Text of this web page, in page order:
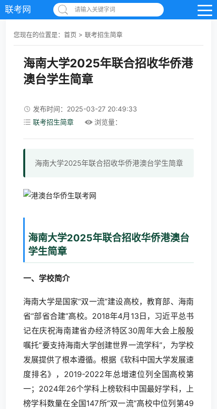
联考网 请输入关键字词
您现在的位置是： 首页 > 联考招生简章
海南大学2025年联合招收华侨港
澳台学生简章
发布时间：2025-03-27 20:49:33
联考招生简章
浏览量：
海南大学2025年联合招收华侨港澳台学生简章
海南大学2025年联合招收华侨港澳台
学生简章
一、学校简介
海南大学是国家“双一流”建设高校，教育部、海南
省“部省合建”高校。2018年4月13日，习近平总书
记在庆祝海南建省办经济特区30周年大会上殷殷
嘱托“要支持海南大学创建世界一流学科”，为学校
发展提供了根本遵循。根据《软科中国大学发展速
度排名》，2019-2022年总增速位列全国高校第
一；2024年26个学科上榜软科中国最好学科，上
榜学科数量在全国147所“双一流”高校中位列第49